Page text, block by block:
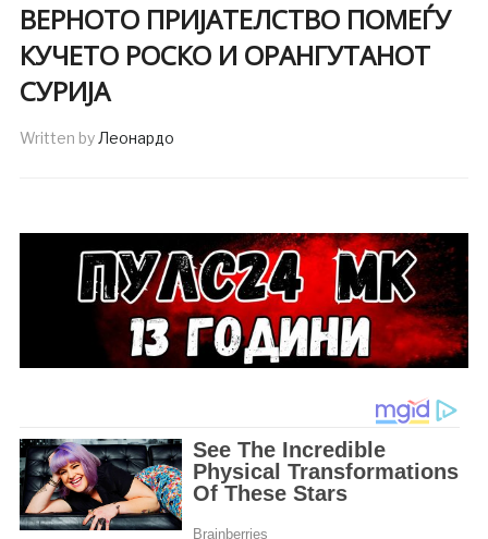
ВЕРНОТО ПРИЈАТЕЛСТВО ПОМЕЃУ
КУЧЕТО РОСКО И ОРАНГУТАНОТ
СУРИЈА
Written byЛеонардо